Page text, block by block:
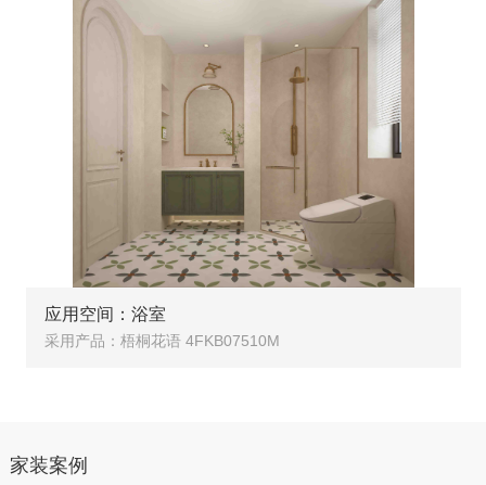
应用空间：浴室
采用产品：梧桐花语 4FKB07510M
家装案例